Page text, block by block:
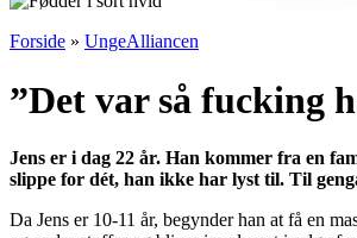
Forside » UngeAlliancen
”Det var så fucking
Jens er i dag 22 år. Han kommer fra en
slippe for dét, han ikke har lyst til. Til
Da Jens er 10-11 år, begynder han at få en